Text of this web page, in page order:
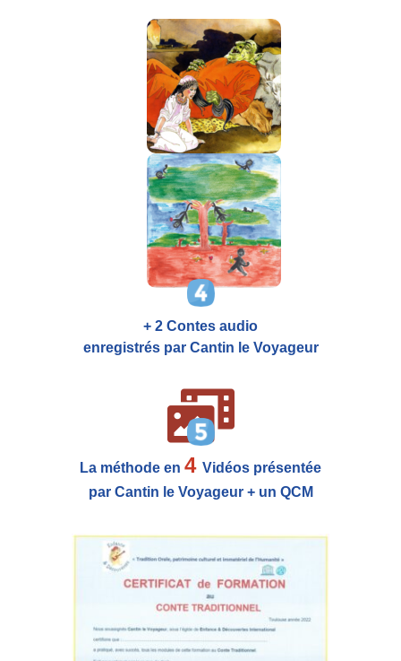
+ 2 Contes audio
enregistrés par Cantin le Voyageur
La méthode en 4 Vidéos présentée
par Cantin le Voyageur + un QCM